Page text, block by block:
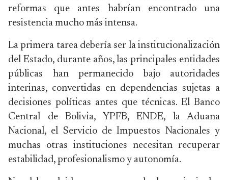
reformas que antes habrían encontrado una
resistencia mucho más intensa.
La primera tarea debería ser la institucionalización
del Estado, durante años, las principales entidades
públicas han permanecido bajo autoridades
interinas, convertidas en dependencias sujetas a
decisiones políticas antes que técnicas. El Banco
Central de Bolivia, YPFB, ENDE, la Aduana
Nacional, el Servicio de Impuestos Nacionales y
muchas otras instituciones necesitan recuperar
estabilidad, profesionalismo y autonomía.